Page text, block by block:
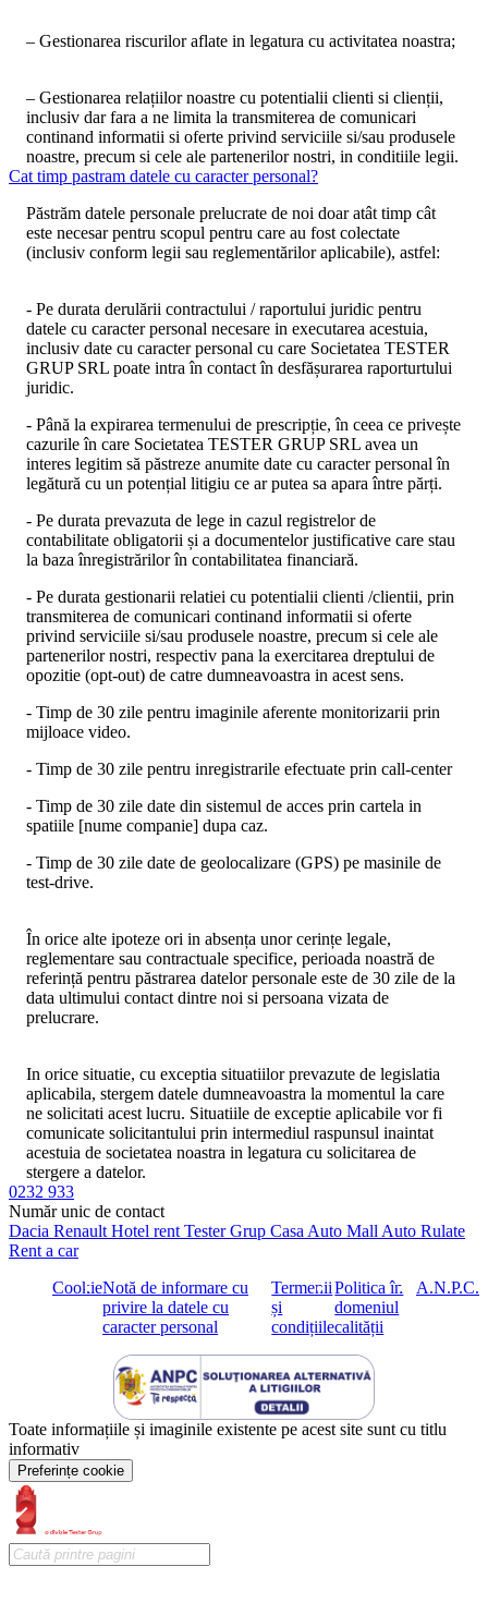
– Gestionarea riscurilor aflate in legatura cu activitatea noastra;
– Gestionarea relațiilor noastre cu potentialii clienti si clienții,
inclusiv dar fara a ne limita la transmiterea de comunicari
continand informatii si oferte privind serviciile si/sau produsele
noastre, precum si cele ale partenerilor nostri, in conditiile legii.
Cat timp pastram datele cu caracter personal?
Păstrăm datele personale prelucrate de noi doar atât timp cât
este necesar pentru scopul pentru care au fost colectate
(inclusiv conform legii sau reglementărilor aplicabile), astfel:
- Pe durata derulării contractului / raportului juridic pentru
datele cu caracter personal necesare in executarea acestuia,
inclusiv date cu caracter personal cu care Societatea TESTER
GRUP SRL poate intra în contact în desfășurarea raporturtului
juridic.
- Până la expirarea termenului de prescripție, în ceea ce privește
cazurile în care Societatea TESTER GRUP SRL avea un
interes legitim să păstreze anumite date cu caracter personal în
legătură cu un potențial litigiu ce ar putea sa apara între părți.
- Pe durata prevazuta de lege in cazul registrelor de
contabilitate obligatorii și a documentelor justificative care stau
la baza înregistrărilor în contabilitatea financiară.
- Pe durata gestionarii relatiei cu potentialii clienti /clientii, prin
transmiterea de comunicari continand informatii si oferte
privind serviciile si/sau produsele noastre, precum si cele ale
partenerilor nostri, respectiv pana la exercitarea dreptului de
opozitie (opt-out) de catre dumneavoastra in acest sens.
- Timp de 30 zile pentru imaginile aferente monitorizarii prin
mijloace video.
- Timp de 30 zile pentru inregistrarile efectuate prin call-center
- Timp de 30 zile date din sistemul de acces prin cartela in
spatiile [nume companie] dupa caz.
- Timp de 30 zile date de geolocalizare (GPS) pe masinile de
test-drive.
În orice alte ipoteze ori in absența unor cerințe legale,
reglementare sau contractuale specifice, perioada noastră de
referință pentru păstrarea datelor personale este de 30 zile de la
data ultimului contact dintre noi si persoana vizata de
prelucrare.
In orice situatie, cu exceptia situatiilor prevazute de legislatia
aplicabila, stergem datele dumneavoastra la momentul la care
ne solicitati acest lucru. Situatiile de exceptie aplicabile vor fi
comunicate solicitantului prin intermediul raspunsul inaintat
acestuia de societatea noastra in legatura cu solicitarea de
stergere a datelor.
0232 933
Număr unic de contact
Dacia Renault Hotel rent Tester Grup Casa Auto Mall Auto Rulate
Rent a car
CookieNotă de informare cu
privire la datele cu
caracter personal
Termenii
și
condițiile
Politica în
domeniul
calității
A.N.P.C.
Toate informațiile și imaginile existente pe acest site sunt cu titlu
informativ
Preferințe cookie